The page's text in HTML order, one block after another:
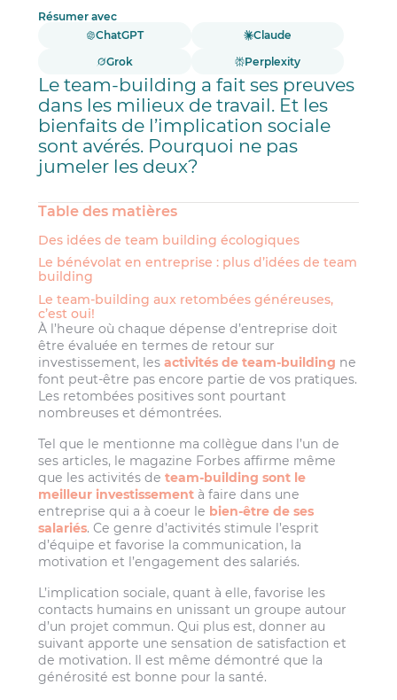
Résumer avec
ChatGPT
Claude
Grok
Perplexity
Le team-building a fait ses preuves
dans les milieux de travail. Et les
bienfaits de l’implication sociale
sont avérés. Pourquoi ne pas
jumeler les deux?
Table des matières
Des idées de team building écologiques
Le bénévolat en entreprise : plus d’idées de team
building
Le team-building aux retombées généreuses,
c’est oui!
À l’heure où chaque dépense d’entreprise doit
être évaluée en termes de retour sur
investissement, lesactivités de team-building ne
font peut-être pas encore partie de vos pratiques.
Les retombées positives sont pourtant
nombreuses et démontrées.
Tel que le mentionne ma collègue dans l’un de
ses articles, le magazine Forbes affirme même
que les activités deteam-building sont le
meilleur investissement à faire dans une
entreprise qui a à coeur le bien-être de ses
salariés. Ce genre d’activités stimule l’esprit
d’équipe et favorise la communication, la
motivation et l’engagement des salariés.
L’implication sociale, quant à elle, favorise les
contacts humains en unissant un groupe autour
d’un projet commun. Qui plus est, donner au
suivant apporte une sensation de satisfaction et
de motivation. Il est même démontré que la
générosité est bonne pour la santé.